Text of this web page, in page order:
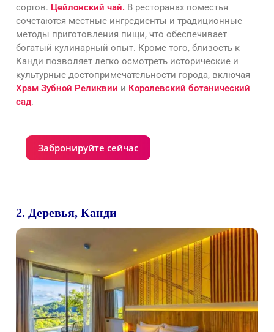
сортов. Цейлонский чай. В ресторанах поместья
сочетаются местные ингредиенты и традиционные
методы приготовления пищи, что обеспечивает
богатый кулинарный опыт. Кроме того, близость к
Канди позволяет легко осмотреть исторические и
культурные достопримечательности города, включая
Храм Зубной Реликвии и Королевский ботанический
сад.
Забронируйте сейчас
2. Деревья, Канди